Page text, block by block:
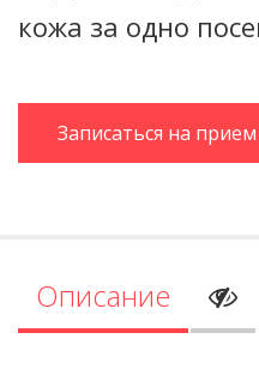
кожа за одно
Записаться на прием
Описание